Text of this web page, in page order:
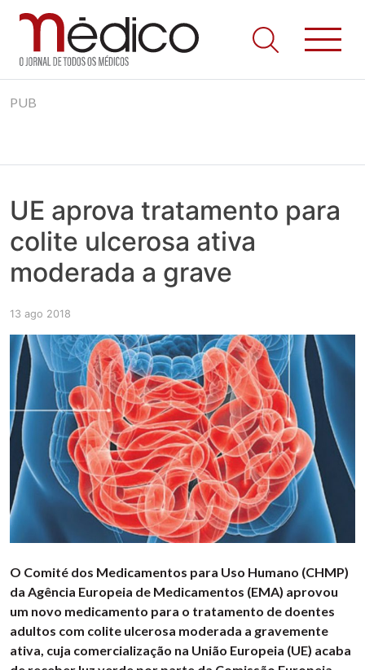
to
Jornal Médico
Médico – O Jornal de Todos os Médicos. Onde as notícias
realmente contam! Tudo o que se passa na Saúde!
PUB
UE aprova tratamento para
colite ulcerosa ativa
moderada a grave
13 ago 2018
O Comité dos Medicamentos para Uso Humano (CHMP)
da Agência Europeia de Medicamentos (EMA) aprovou
um novo medicamento para o tratamento de doentes
adultos com colite ulcerosa moderada a gravemente
ativa, cuja comercialização na União Europeia (UE) acaba